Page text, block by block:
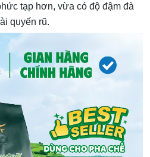
tạp hơn, vừa có độ đậm đà
quyến rũ.